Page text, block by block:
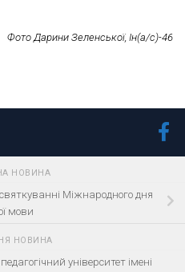
Фото Дарини Зеленської, Ін(а/с)-46
НОВИНА
Міжнародного дня
мови
НОВИНА
університет імені